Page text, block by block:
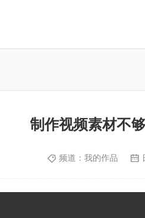
制作视频素材不
频道： 我的作品